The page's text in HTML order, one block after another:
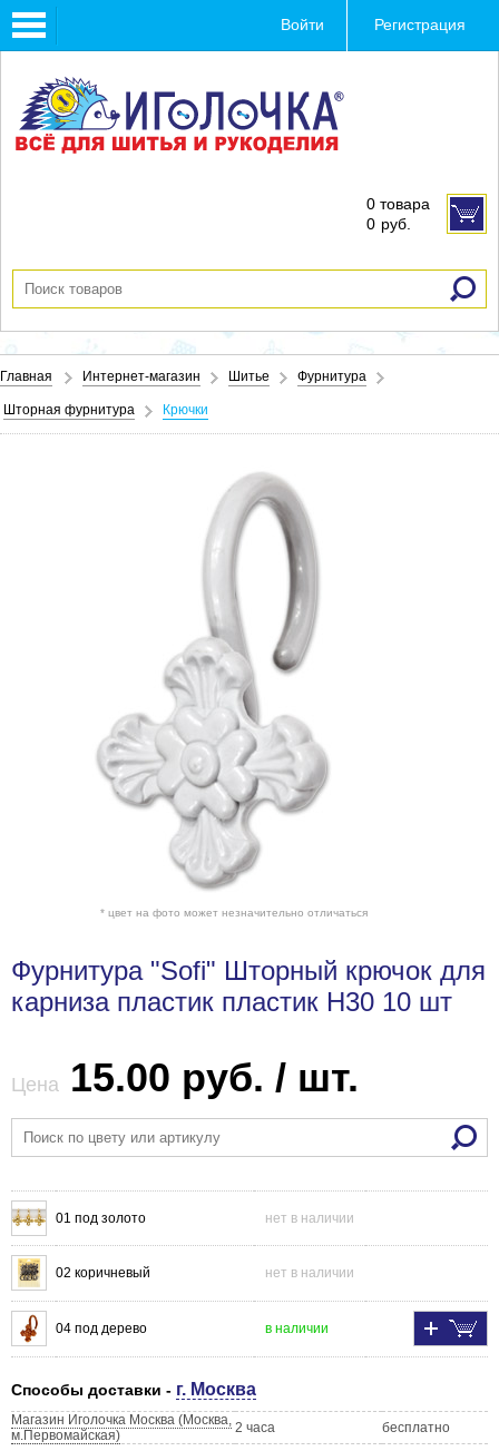
Toggle
navigation
Войти Регистрация
0 товара
0 руб.
Главная Интернет-магазин Шитье Фурнитура
Шторная фурнитура Крючки
* цвет на фото может незначительно отличаться
Фурнитура "Sofi" Шторный крючок для
карниза пластик пластик H30 10 шт
Цена 15.00 руб. / шт.
01 под золото нет в наличии
02 коричневый нет в наличии
04 под дерево в наличии
Способы доставки - г. Москва
Магазин Иголочка Москва (Москва,
м.Первомайская)
2 часа бесплатно